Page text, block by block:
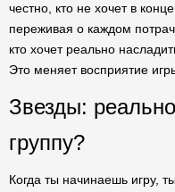
честно, кто не хочет в
переживая о каждом
кто хочет реально
Это меняет восприятие
Звезды:
группу?
Когда ты начинаешь игру,